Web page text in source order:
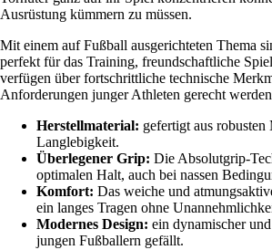
Ausrüstung kümmern zu müssen.
Mit einem auf Fußball ausgerichteten Thema
perfekt für das Training, freundschaftliche
verfügen über fortschrittliche technische
Anforderungen junger Athleten gerecht
Herstellmaterial: gefertigt aus
Langlebigkeit.
Überlegener Grip: Die Absolutgrip-
optimalen Halt, auch bei nassen
Komfort: Das weiche und
ein langes Tragen ohne
Modernes Design: ein dynamischer
jungen Fußballern gefällt.